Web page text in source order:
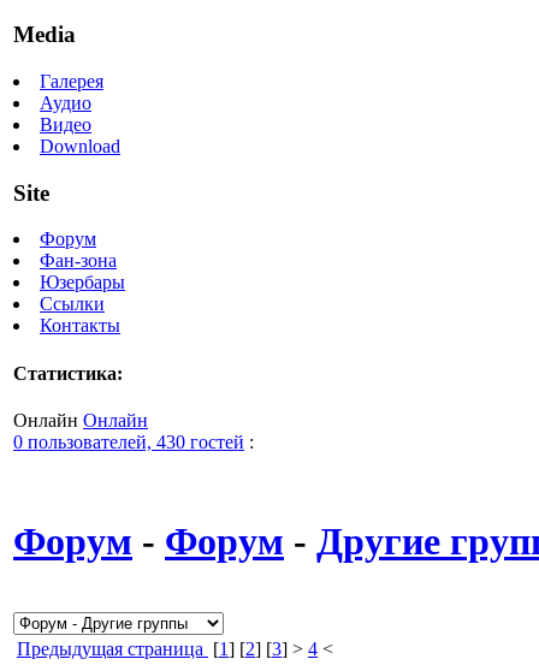
Media
Галерея
Аудио
Видео
Download
Site
Форум
Фан-зона
Юзербары
Ссылки
Контакты
Статистика:
Онлайн Онлайн
0 пользователей, 430 гостей :
Форум - Форум - Другие
Предыдущая страница [1] [2] [3] > 4 <